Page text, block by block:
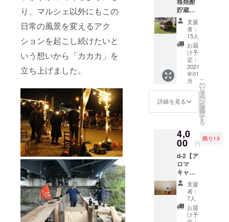
り、マルシェ以外にもこの
日常の風景を変えるアク
ションを起こし続けたいと
いう想いから「カカカ」を
立ち上げました。
「コジ
マサト
コ」 シ
ンガー
ソング
ライ
ター。
2010年
11月に
ソロ活
動ス
ター
ト。ア
コース
クギ
ター1本
で、県
内外の
様々な
場所で
演奏。
鹿児島
ユナイ
テッド
FCの応
援歌を
ます。3
月上旬
に記入
いただ
いたア
ドレス
に体験
日時の
予約
フォー
ムをお
たしま
すの
望する
日時を
記入い
ただけ
ますと
幸いで
す。 *気
候に
よっ
て、急
遽日程
変更と
ル及び
体験さ
れる際
にの必
要な服
装や注
意事項
に関す
るメー
ルをさ
せてい
ます。 *
体験日
1ヶ月前
から予
約可能
となり
ます。3
月上旬
に記入
いただ
いたア
ドレス
に体験
汗、天
然の水
風呂
（川内
川！）
へのダ
イブ、
水から
上がっ
た時の
解放感...
サウナ
体験
ス＆デ
トック
ス効果
が高
く、夜
も熟睡
できる
こと間
違いな
しで
す！
社」様
http://isl
and-
ecs.jp/
※記載の
金額は
送料込
み・税
込み価
格で
す。 ※
賞味期
限は商
ござい
ます。
※商品の
発送は
出品者
より直
接お送
りさせ
ていた
だきま
す。
の柑橘
とフ
ルーツ
加工品
の詰め
合わせ
セット
を皆様
へお届
けいた
しま
す！ ≪
セット
◆柑橘1
種（ス
イート
スプリ
ングな
ど） ◆
飲むゼ
リー ◆
フルー
ツ加工
品1種
貯蔵樽
を再利
用した
焚火用
薪
10kg】
薩摩川
内市の
本格焼
酎貯蔵
樽を再
利用し
たシェ
リー樽
す。 樽
の良さ
が際立
ち、煙
も少な
く、弾
きませ
ん。 火
の持ち
が良く
香りが
支援
者：
15人
お届
け予
定：
2021
年01
月
詳細を見る
こ
の
リ
タ
ー
ン
を
選
択
す
る
4,0
00 円
残り13
d-2【ア
ロマ
キャン
ドル
×1】 鹿
児島県
出水市
出身の
支援
者：
7人
お届
け予